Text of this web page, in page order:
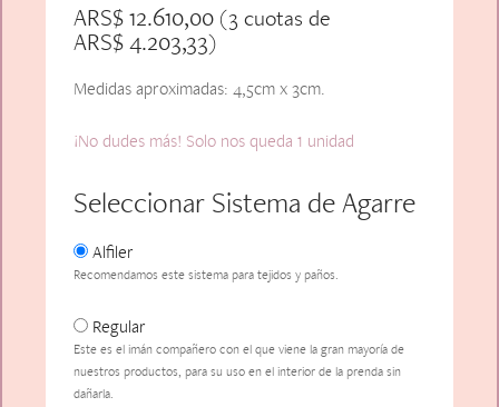
ARS$12.610,00(3 cuotas de
ARS$4.203,33)
Medidas aproximadas: 4,5cm x 3cm.
¡No dudes más! Solo nos queda 1 unidad
Seleccionar Sistema de Agarre
Alfiler
Recomendamos este sistema para tejidos y paños.
Regular
Este es el imán compañero con el que viene la gran mayoría de
nuestros productos, para su uso en el interior de la prenda sin
dañarla.